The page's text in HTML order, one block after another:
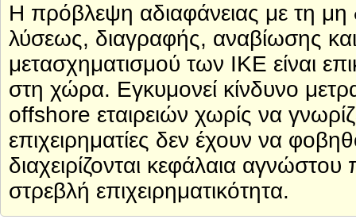
Η πρόβλεψη αδιαφάνειας με τη
λύσεως, διαγραφής, αναβίωσης
μετασχηματισμού των ΙΚΕ είναι
στη χώρα. Εγκυμονεί κίνδυνο
offshore εταιρειών χωρίς να
επιχειρηματίες δεν έχουν να
διαχειρίζονται κεφάλαια
στρεβλή επιχειρηματικότητα.